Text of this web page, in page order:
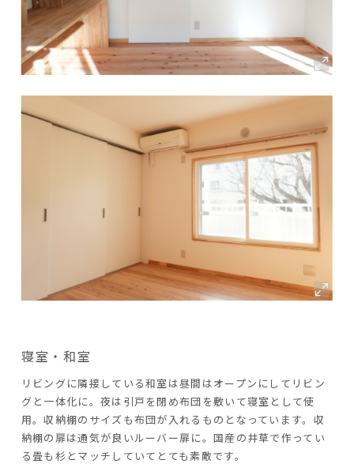
寝室・和室
リビングに隣接している和室は昼間はオープンにしてリビン
グと一体化に。夜は引戸を閉め布団を敷いて寝室として使
用。収納棚のサイズも布団が入れるものとなっています。収
納棚の扉は通気が良いルーバー扉に。国産の井草で作ってい
る畳も杉とマッチしていてとても素敵です。